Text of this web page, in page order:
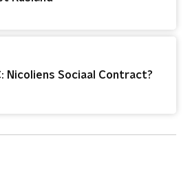
Nicoliens Sociaal Contract?